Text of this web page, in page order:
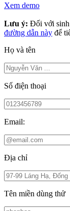
Xem demo
Lưu ý: Đối với sinh
đường dẫn này để
Họ và tên
Số điện thoại
Email:
Địa chỉ
Tên miền dùng thử